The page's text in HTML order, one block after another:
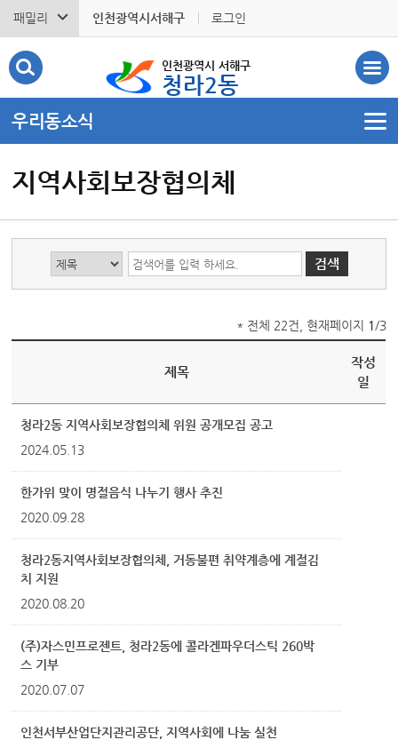
패밀리 인천광역시서해구 로그인
인천광역시 서해구
청라2동
우리동소식
지역사회보장협의체
* 전체 22건, 현재페이지 1/3
제목
작성
일
청라2동 지역사회보장협의체 위원 공개모집 공고
2024.05.13
한가위 맞이 명절음식 나누기 행사 추진
2020.09.28
청라2동지역사회보장협의체, 거동불편 취약계층에 계절김
치 지원
2020.08.20
(주)자스민프로젠트, 청라2동에 콜라겐파우더스틱 260박
스 기부
2020.07.07
인천서부산업단지관리공단, 지역사회에 나눔 실천